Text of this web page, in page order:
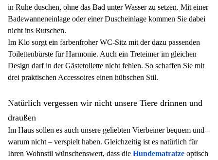
in Ruhe duschen, ohne das Bad unter Wasser zu setzen. Mit einer
Badewanneneinlage oder einer Duscheinlage kommen Sie dabei
nicht ins Rutschen.
Im Klo sorgt ein farbenfroher WC-Sitz mit der dazu passenden
Toilettenbürste für Harmonie. Auch ein Treteimer im gleichen
Design darf in der Gästetoilette nicht fehlen. So schaffen Sie mit
drei praktischen Accessoires einen hübschen Stil.
Natürlich vergessen wir nicht unsere Tiere drinnen und
draußen
Im Haus sollen es auch unsere geliebten Vierbeiner bequem und -
warum nicht – verspielt haben. Gleichzeitig ist es natürlich für
Ihren Wohnstil wünschenswert, dass die Hundematratze optisch